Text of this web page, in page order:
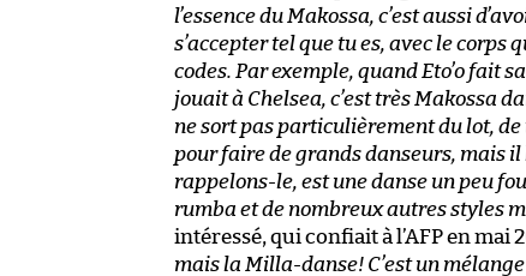
l’essence du Makossa, c’est aussi
s’accepter tel que tu es, avec le
codes. Par exemple, quand Eto’o fait
jouait à Chelsea, c’est très Makossa
ne sort pas particulièrement du lot,
pour faire de grands danseurs, mais
rappelons-le, est une danse un peu
rumba et de nombreux autres styles
intéressé, qui confiait à l’AFP en mai
mais la Milla-danse! C’est un